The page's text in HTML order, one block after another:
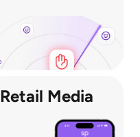
Retail Media